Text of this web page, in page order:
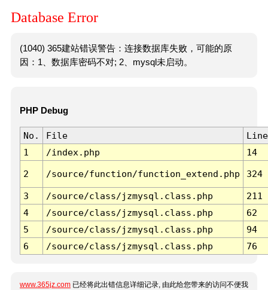
Database Error
(1040) 365建站错误警告：连接数据库失败，可能的原
因：1、数据库密码不对; 2、mysql未启动。
PHP Debug
No. File
Line
1
/index.php 14
2 /source/function/function_extend.php 324
3 /source/class/jzmysql.class.php
211
4
/source/class/jzmysql.class.php
62
5
/source/class/jzmysql.class.php
94
6
/source/class/jzmysql.class.php 76
www.365jz.com 已经将此出错信息详细记录, 由此给您带来的访问不便我